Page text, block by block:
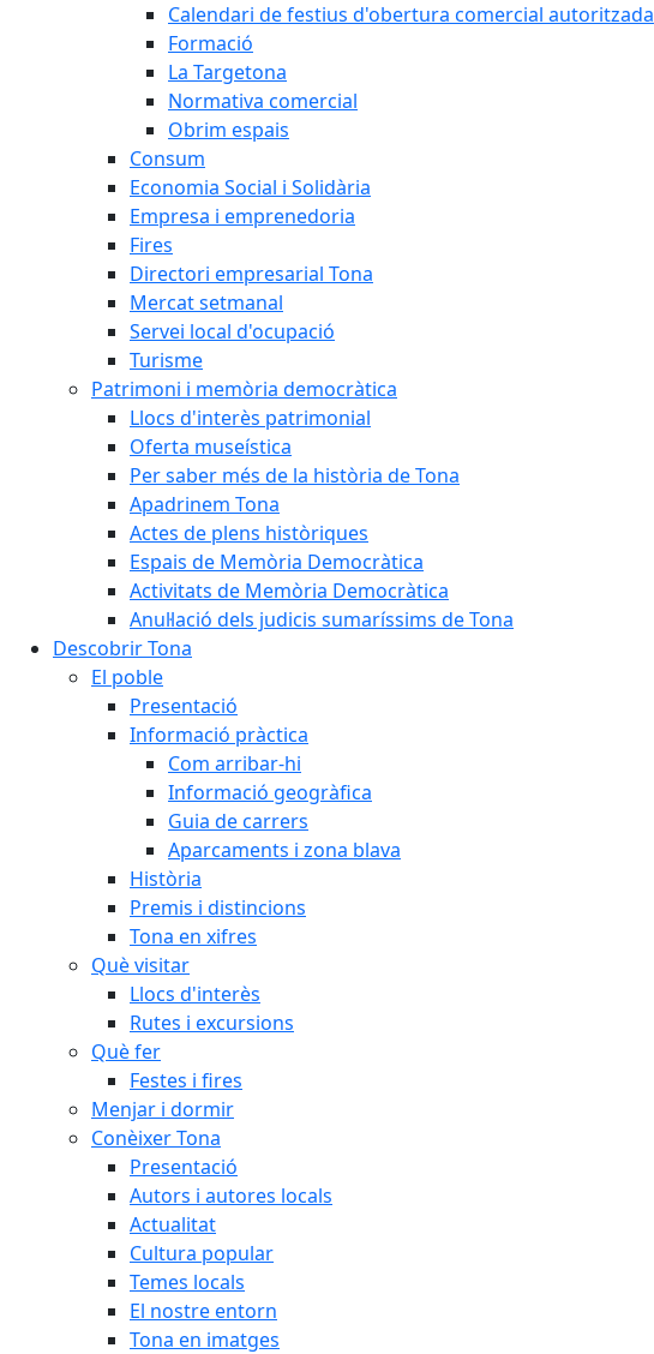
Calendari de festius d'obertura comercial autoritzada
Formació
La Targetona
Normativa comercial
Obrim espais
Consum
Economia Social i Solidària
Empresa i emprenedoria
Fires
Directori empresarial Tona
Mercat setmanal
Servei local d'ocupació
Turisme
Patrimoni i memòria democràtica
Llocs d'interès patrimonial
Oferta museística
Per saber més de la història de Tona
Apadrinem Tona
Actes de plens històriques
Espais de Memòria Democràtica
Activitats de Memòria Democràtica
Anul·lació dels judicis sumaríssims de Tona
Descobrir Tona
El poble
Presentació
Informació pràctica
Com arribar-hi
Informació geogràfica
Guia de carrers
Aparcaments i zona blava
Història
Premis i distincions
Tona en xifres
Què visitar
Llocs d'interès
Rutes i excursions
Què fer
Festes i fires
Menjar i dormir
Conèixer Tona
Presentació
Autors i autores locals
Actualitat
Cultura popular
Temes locals
El nostre entorn
Tona en imatges